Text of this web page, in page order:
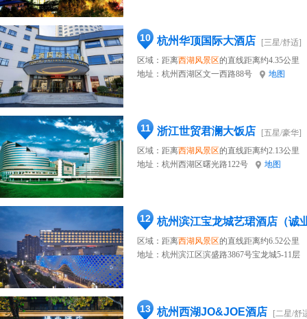
10 杭州华顶国际大酒店
[三星/舒适]
区域：距离西湖风景区的直线距离约4.35公里
地址： 杭州西湖区文一西路88号 地图
11 浙江世贸君澜大饭店
[五星/豪华]
区域：距离西湖风景区的直线距离约2.13公里
地址： 杭州西湖区曙光路122号 地图
12 杭州滨江宝龙城艺珺酒店（诚
区域：距离西湖风景区的直线距离约6.52公里
地址： 杭州滨江区滨盛路3867号宝龙城5-11层
13 杭州西湖JO&JOE酒店
[二星/舒